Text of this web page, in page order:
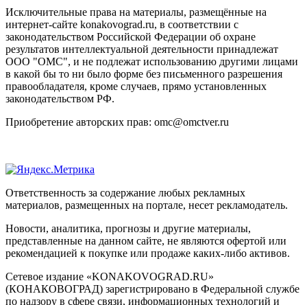
Исключительные права на материалы, размещённые на
интернет-сайте konakovograd.ru, в соответствии с
законодательством Российской Федерации об охране
результатов интеллектуальной деятельности принадлежат
ООО "ОМС", и не подлежат использованию другими лицами
в какой бы то ни было форме без письменного разрешения
правообладателя, кроме случаев, прямо установленных
законодательством РФ.
Приобретение авторских прав: omc@omctver.ru
Ответственность за содержание любых рекламных
материалов, размещенных на портале, несет рекламодатель.
Новости, аналитика, прогнозы и другие материалы,
представленные на данном сайте, не являются офертой или
рекомендацией к покупке или продаже каких-либо активов.
Сетевое издание «KONAKOVOGRAD.RU»
(КОНАКОВОГРАД) зарегистрировано в Федеральной службе
по надзору в сфере связи, информационных технологий и